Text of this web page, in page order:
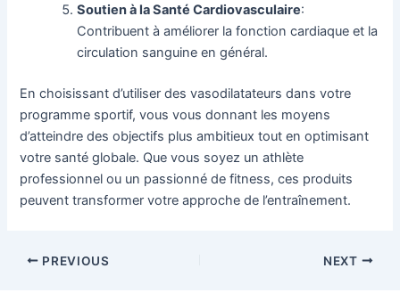
Soutien à la Santé Cardiovasculaire:
Contribuent à améliorer la fonction cardiaque et la
circulation sanguine en général.
En choisissant d’utiliser des vasodilatateurs dans votre
programme sportif, vous vous donnant les moyens
d’atteindre des objectifs plus ambitieux tout en optimisant
votre santé globale. Que vous soyez un athlète
professionnel ou un passionné de fitness, ces produits
peuvent transformer votre approche de l’entraînement.
PREVIOUS NEXT